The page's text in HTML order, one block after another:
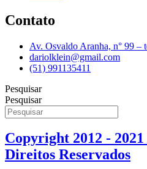
Contato
Av. Osvaldo Aranha, n° 99 –
dariolklein@gmail.com
(51) 991135411
Pesquisar
Pesquisar
Copyright 2012 -
Direitos Reservados